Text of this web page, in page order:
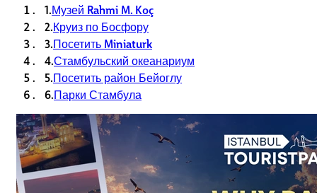
1.Музей Rahmi M. Koç
2.Круиз по Босфору
3.Посетить Miniaturk
4.Стамбульский океанариум
5.Посетить район Бейоглу
6.Парки Стамбула